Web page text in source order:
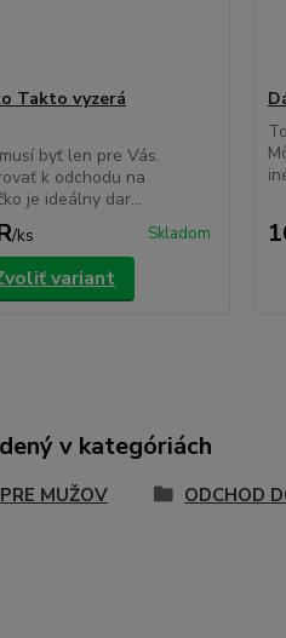
Takto vyzerá
byť len pre Vás.
k odchodu na
je ideálny dar...
/ks Skladom
variant
v kategóriách
MUŽOV ODCHOD